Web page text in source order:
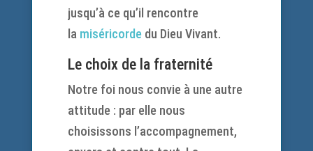
jusqu’à ce qu’il rencontre
la miséricorde du Dieu Vivant.
Le choix de la fraternité
Notre foi nous convie à une autre
attitude : par elle nous
choisissons l’accompagnement,